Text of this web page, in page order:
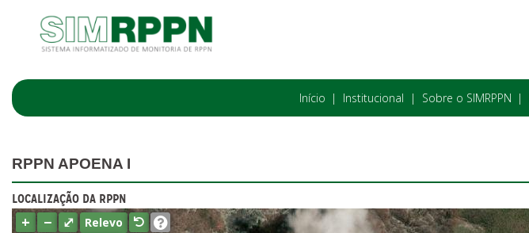
Início Institucional Sobre o SIMRPPN
RPPN APOENA I
LOCALIZAÇÃO DA RPPN
+ − ⤢ Relevo